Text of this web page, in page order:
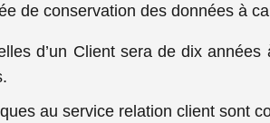
de conservation des données à
d’un Client sera de dix
au service relation client sont